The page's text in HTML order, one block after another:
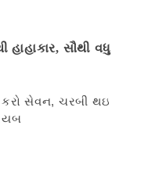
હાહાકાર, સૌથી વધુ